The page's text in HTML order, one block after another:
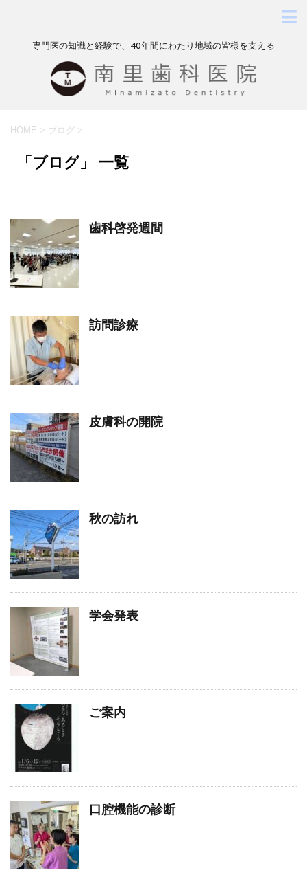
専門医の知識と経験で、40年間にわたり地域の皆様を支える
HOME > ブログ >
「ブログ」 一覧
歯科啓発週間
訪問診療
皮膚科の開院
秋の訪れ
学会発表
ご案内
口腔機能の診断